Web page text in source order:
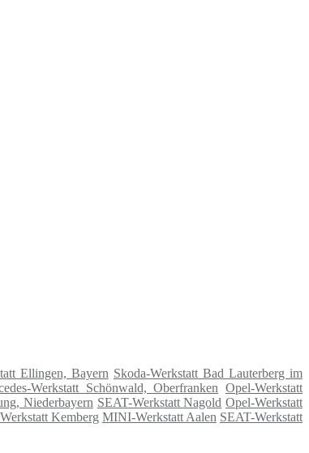
Ellingen, Bayern Skoda-Werkstatt Bad Lauterberg im
Werkstatt Schönwald, Oberfranken Opel-Werkstatt
Niederbayern SEAT-Werkstatt Nagold Opel-Werkstatt
Kemberg MINI-Werkstatt Aalen SEAT-Werkstatt